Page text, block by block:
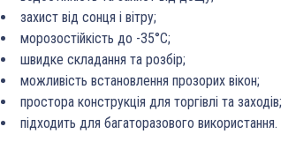
захист від сонця і вітру;
морозостійкість до -35°C;
швидке складання та розбір;
можливість встановлення прозорих вікон;
простора конструкція для торгівлі та заходів;
підходить для багаторазового використання.